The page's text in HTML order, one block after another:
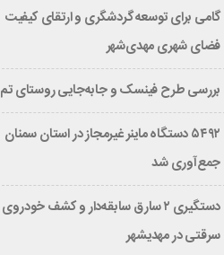
گامی برای توسعه گردشگری و ارتقای کیفیت
فضای شهری مهدی‌شهر
بررسی طرح فینسک و جابه‌جایی روستای تم
۵۴۹۲ دستگاه ماینر غیرمجاز در استان سمنان
جمع‌آوری شد
دستگیری ۲ سارق سابقه‌دار و کشف خودروی
سرقتی در مهدیشهر